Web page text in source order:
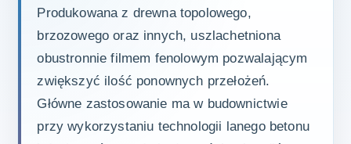
Produkowana z drewna topolowego,
brzozowego oraz innych, uszlachetniona
obustronnie filmem fenolowym pozwalającym
zwiększyć ilość ponownych przełożeń.
Główne zastosowanie ma w budownictwie
przy wykorzystaniu technologii lanego betonu